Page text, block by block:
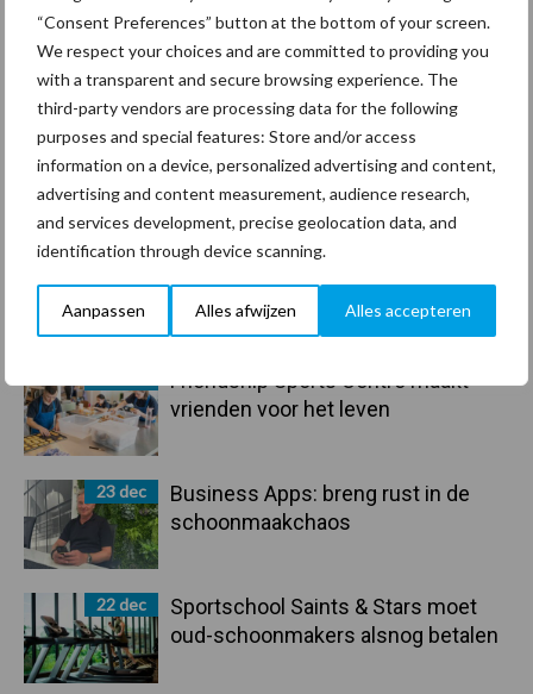
“Consent Preferences” button at the bottom of your screen.
We respect your choices and are committed to providing you
with a transparent and secure browsing experience. The
third-party vendors are processing data for the following
purposes and special features: Store and/or access
information on a device, personalized advertising and content,
advertising and content measurement, audience research,
and services development, precise geolocation data, and
identification through device scanning.
Aanpassen Alles afwijzen Alles accepteren
Primaire
Sidebar
Recent nieuws Partner nieuws
30 dec
Hervorming flexibele
arbeidscontracten kent mitsen en
maren
29 dec
Freddy van de Ridder Cleaners:
“Glazenwassen zit in m’n bloed,
maar innoveren is mijn toekomst”
Friendship Sports Centre maakt
vrienden voor het leven
23 dec
Business Apps: breng rust in de
schoonmaakchaos
22 dec
Sportschool Saints & Stars moet
oud-schoonmakers alsnog betalen